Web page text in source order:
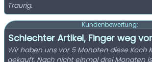
Traurig.
Kundenbewertung:
Schlechter Artikel, Finger weg
Wir haben uns vor 5 Monaten diese Koch
gekauft. Nach nicht einmal drei Monaten